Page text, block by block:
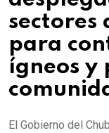
sectores
para
ígneos y
El Gobierno del